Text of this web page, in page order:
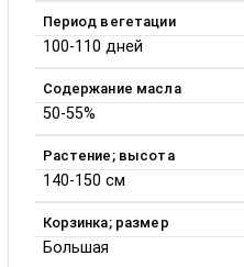
Период вегетации
100-110 дней
Содержание масла
50-55%
Растение; высота
140-150 см
Корзинка; размер
Большая